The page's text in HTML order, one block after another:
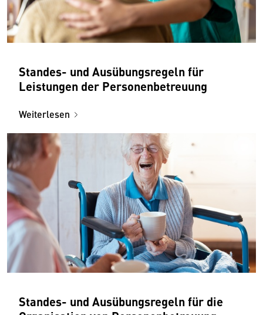
Standes- und Ausübungsregeln für
Leistungen der Personenbetreuung
Weiterlesen
Standes- und Ausübungsregeln für die